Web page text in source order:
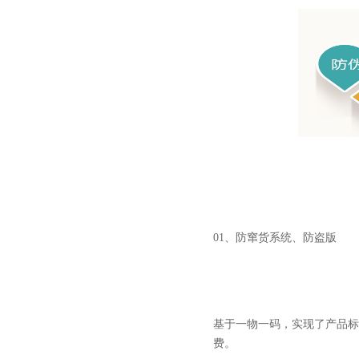
01、防窜货系统、防盗版
基于一物一码，实现了产品
费。